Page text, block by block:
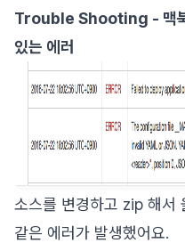
Trouble Shooting - 맥북
있는 에러
소스를 변경하고 zip 해서
같은 에러가 발생했어요.